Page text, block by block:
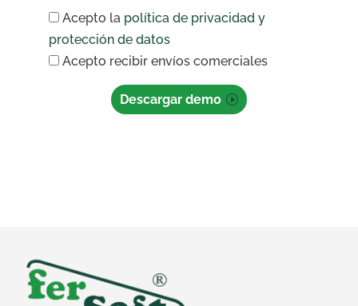
Acepto la política de privacidad y
protección de datos
Acepto recibir envíos comerciales
Descargar demo